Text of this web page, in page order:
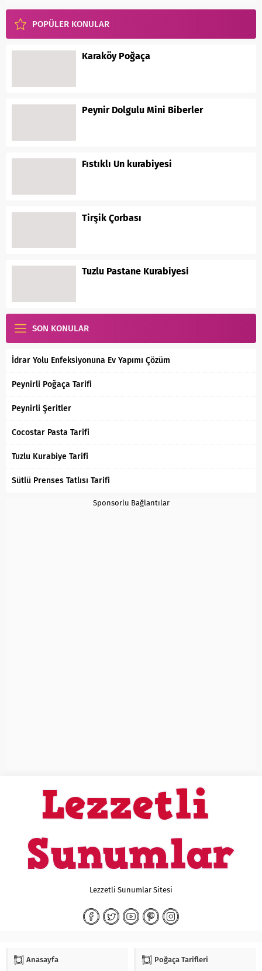
POPÜLER KONULAR
Karaköy Poğaça
Peynir Dolgulu Mini Biberler
Fıstıklı Un kurabiyesi
Tirşik Çorbası
Tuzlu Pastane Kurabiyesi
SON KONULAR
İdrar Yolu Enfeksiyonuna Ev Yapımı Çözüm
Peynirli Poğaça Tarifi
Peynirli Şeritler
Cocostar Pasta Tarifi
Tuzlu Kurabiye Tarifi
Sütlü Prenses Tatlısı Tarifi
Sponsorlu Bağlantılar
Lezzetli Sunumlar Sitesi
Anasayfa Poğaça Tarifleri